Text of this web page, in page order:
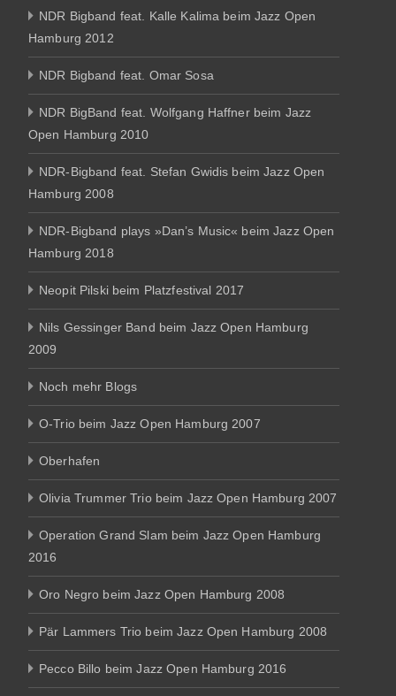
NDR Bigband feat. Kalle Kalima beim Jazz Open
Hamburg 2012
NDR Bigband feat. Omar Sosa
NDR BigBand feat. Wolfgang Haffner beim Jazz
Open Hamburg 2010
NDR-Bigband feat. Stefan Gwidis beim Jazz Open
Hamburg 2008
NDR-Bigband plays »Dan’s Music« beim Jazz Open
Hamburg 2018
Neopit Pilski beim Platzfestival 2017
Nils Gessinger Band beim Jazz Open Hamburg
2009
Noch mehr Blogs
O-Trio beim Jazz Open Hamburg 2007
Oberhafen
Olivia Trummer Trio beim Jazz Open Hamburg 2007
Operation Grand Slam beim Jazz Open Hamburg
2016
Oro Negro beim Jazz Open Hamburg 2008
Pär Lammers Trio beim Jazz Open Hamburg 2008
Pecco Billo beim Jazz Open Hamburg 2016